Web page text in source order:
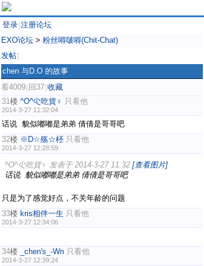
登录 注册论坛
EXO论坛 > 粉丝嘚啵嘚(Chit-Chat)
发帖
chen 与D.O 的故事
看4009 回37 收藏
31楼 ^O^尐吃貨♀ 只看他
2014-3-27 11:32:04
话说 貌似嘟嘟是弟弟 倩倩是哥哥吧
32楼 ※D☆殇☆柸 只看他
2014-3-27 12:28:59
^O^尐吃貨♀ 发表于 2014-3-27 11:32 [查看图片]
话说 貌似嘟嘟是弟弟 倩倩是哥哥吧
只是为了感觉好点，不关年龄的问题
33楼 kris相伴一生 只看他
2014-3-27 12:34:06
34楼 _chen's_-Wn 只看他
2014-3-27 12:39:24